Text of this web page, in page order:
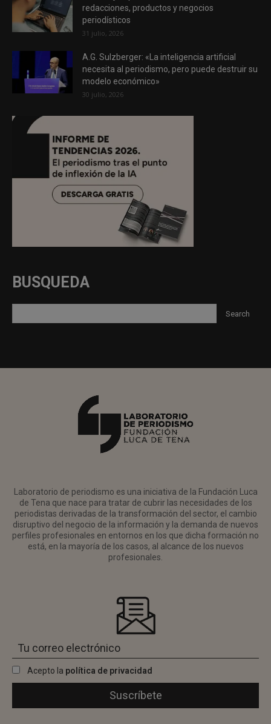
redacciones, productos y negocios
periodísticos
31 julio, 2026
A.G. Sulzberger: «La inteligencia artificial
necesita al periodismo, pero puede destruir su
modelo económico»
30 julio, 2026
BUSQUEDA
Laboratorio de periodismo es una iniciativa de la Fundación Luca
de Tena que nace para tratar de cubrir las necesidades de los
periodistas derivadas de la transformación del sector, el cambio
disruptivo del negocio de la información y la demanda de nuevos
perfiles profesionales en entornos en los que dicha formación no
está, en la mayoría de los casos, al alcance de los nuevos
profesionales.
Acepto la política de privacidad